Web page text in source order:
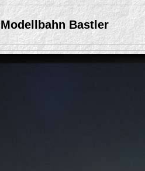
Modellbahn Bastler